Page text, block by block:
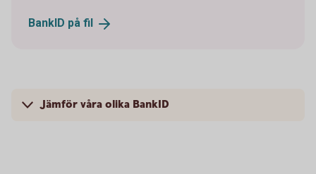
BankID på fil
Jämför våra olika BankID